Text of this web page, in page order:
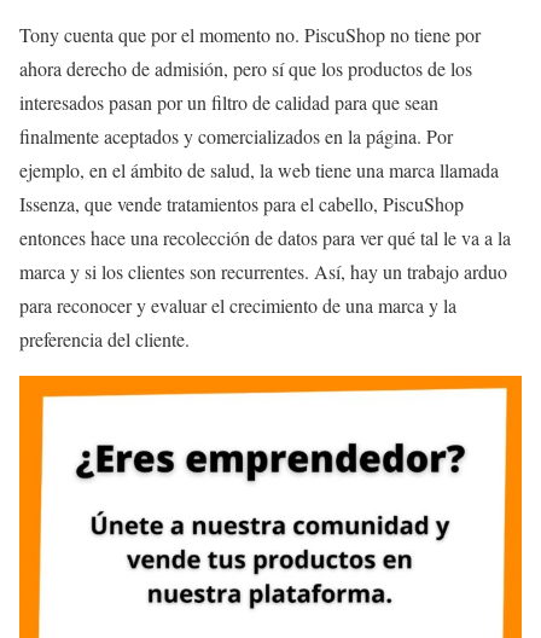
Tony cuenta que por el momento no. PiscuShop no tiene por
ahora derecho de admisión, pero sí que los productos de los
interesados pasan por un filtro de calidad para que sean
finalmente aceptados y comercializados en la página. Por
ejemplo, en el ámbito de salud, la web tiene una marca llamada
Issenza, que vende tratamientos para el cabello, PiscuShop
entonces hace una recolección de datos para ver qué tal le va a la
marca y si los clientes son recurrentes. Así, hay un trabajo arduo
para reconocer y evaluar el crecimiento de una marca y la
preferencia del cliente.